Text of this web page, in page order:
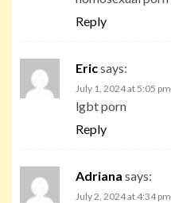
Reply
Ericsays:
July 1, 2024 at 5:05 pm
lgbt porn
Reply
Adriana says:
July 2, 2024 at 4:34 pm